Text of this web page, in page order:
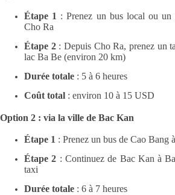
Étape 1 : Prenez un bus local ou
Cho Ra
Étape 2: Depuis Cho Ra, prenez un
lac Ba Be (environ 20 km)
Durée totale : 5 à 6 heures
Coût total : environ 10 à 15 USD
Option 2 : via la ville de Bac Kan
Étape 1 : Prenez un bus de Cao Bang
Étape 2 : Continuez de Bac Kan à
taxi
Durée totale : 6 à 7 heures